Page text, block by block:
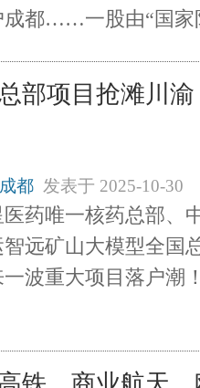
成都……一股由“国
部项目抢滩川
都 发表于 2025-10-30
药唯一核药总部、
智远矿山大模型全
波重大项目落户潮